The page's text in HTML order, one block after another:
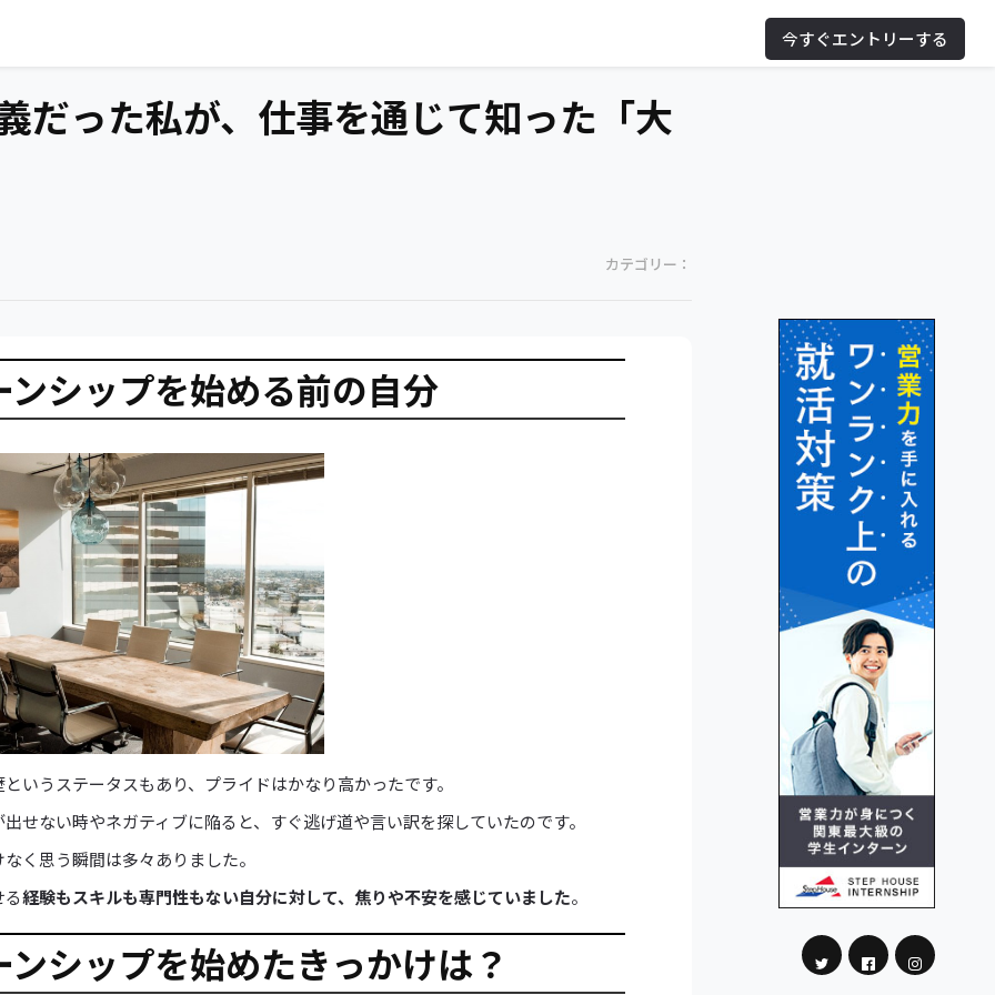
今すぐエントリーする
だった私が、仕事を通じて知った「大
カテゴリー：
ンシップを始める前の自分
いうステータスもあり、プライドはかなり高かったです。
せない時やネガティブに陥ると、すぐ逃げ道や言い訳を探していたのです。
く思う瞬間は多々ありました。
る経験もスキルも専門性もない自分に対して、焦りや不安を感じていました。
シップを始めたきっかけは？